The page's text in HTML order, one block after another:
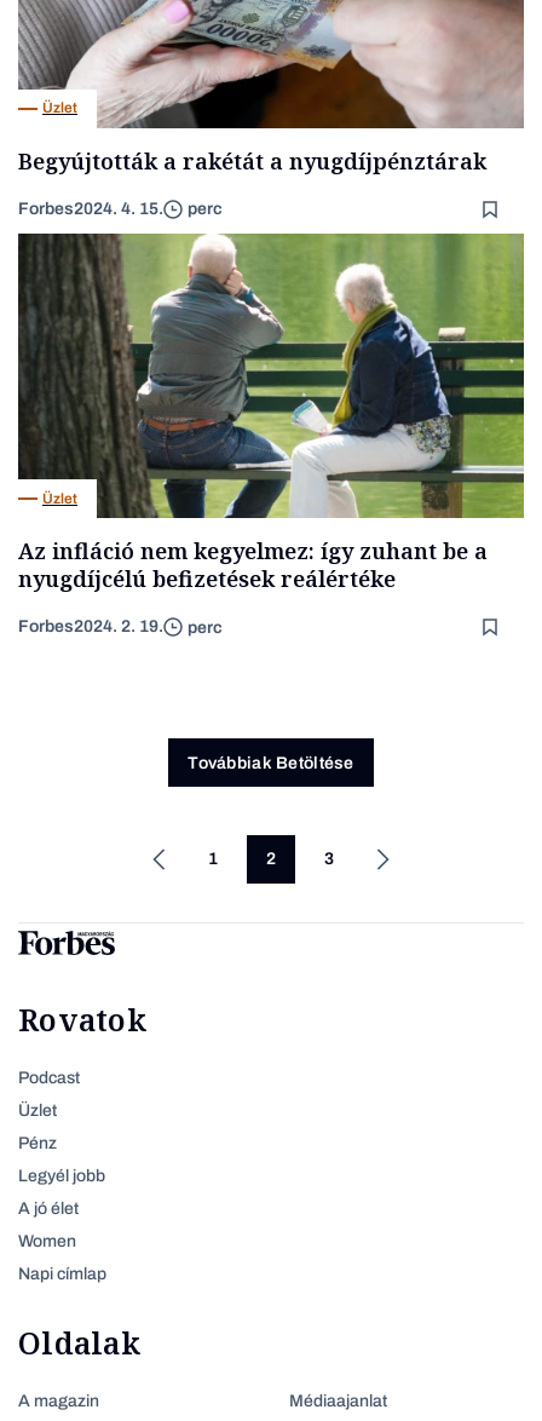
Üzlet
Begyújtották a rakétát a nyugdíjpénztárak
Forbes2024. 4. 15. perc
Üzlet
Az infláció nem kegyelmez: így zuhant be a
nyugdíjcélú befizetések reálértéke
Forbes2024. 2. 19. perc
Továbbiak Betöltése
1 2 3
Rovatok
Podcast
Üzlet
Pénz
Legyél jobb
A jó élet
Women
Napi címlap
Oldalak
A magazin Médiaajanlat